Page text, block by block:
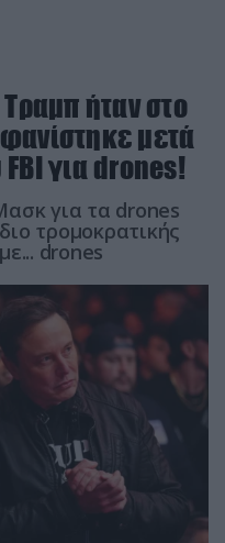
ήταν στο
μετά
για drones!
για τα drones
τρομοκρατικής
drones